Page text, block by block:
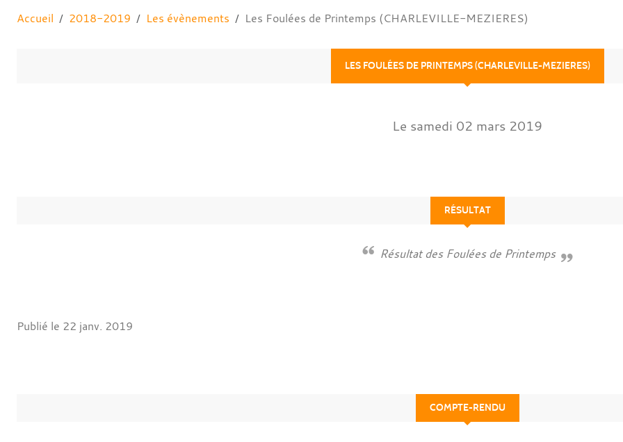
Accueil 2018-2019 Les évènements Les Foulées de Printemps (CHARLEVILLE-MEZIERES)
LES FOULÉES DE PRINTEMPS (CHARLEVILLE-MEZIERES)
Le samedi 02 mars 2019
RÉSULTAT
Résultat des Foulées de Printemps
Publié le 22 janv. 2019
COMPTE-RENDU